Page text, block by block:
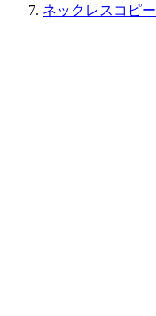
ネックレスコピー